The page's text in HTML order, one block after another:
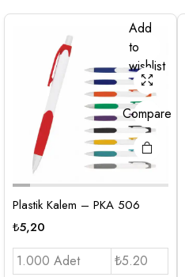
Add
to
wishlist
Compare
Plastik Kalem – PKA 506
₺5,20
1.000 Adet ₺5.20